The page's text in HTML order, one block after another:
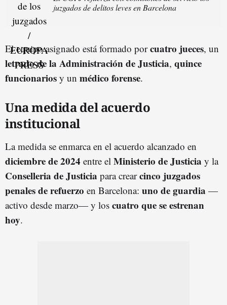
juzgados de delitos leves en Barcelona
El equipo asignado está formado porcuatro jueces, un
letrado de la Administración de Justicia, quince
funcionarios y un médico forense.
Una medida del acuerdo
institucional
La medida se enmarca en el acuerdo alcanzado en
diciembre de 2024 entre el Ministerio de Justicia y la
Conselleria de Justicia para crearcinco juzgados
penales de refuerzo en Barcelona: uno de guardia —
activo desde marzo— y los cuatro que se estrenan
hoy.